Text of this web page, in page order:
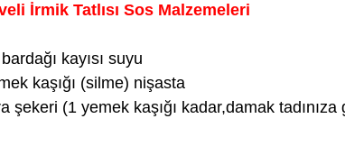
İrmik Tatlısı Sos Malzemeleri
kayısı suyu
kaşığı (silme) nişasta
şekeri (1 yemek kaşığı kadar,damak tadınıza